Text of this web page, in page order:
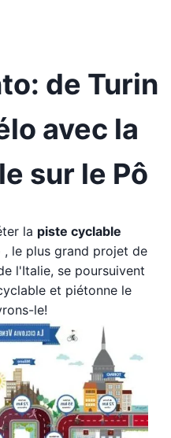
de Turin
avec la
sur le Pô
la piste cyclable
, le plus grand projet de
l'Italie, se poursuivent
et piétonne le
le!